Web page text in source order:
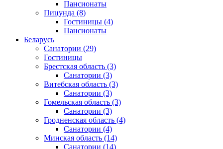
Пансионаты
Пицунда (8)
Гостиницы (4)
Пансионаты
Беларусь
Санатории (29)
Гостиницы
Брестская область (3)
Санатории (3)
Витебская область (3)
Санатории (3)
Гомельская область (3)
Санатории (3)
Гродненская область (4)
Санатории (4)
Минская область (14)
Санатории (14)